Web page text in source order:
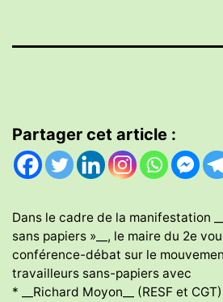
Partager cet article :
Dans le cadre de la manifestation
sans papiers »__, le maire du 2e
conférence-débat sur le
travailleurs sans-papiers avec
* __Richard Moyon__ (RESF et